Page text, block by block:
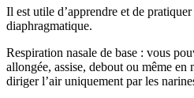
Il est utile d’apprendre et de
diaphragmatique.
Respiration nasale de base : vous
allongée, assise, debout ou même en
diriger l’air uniquement par les